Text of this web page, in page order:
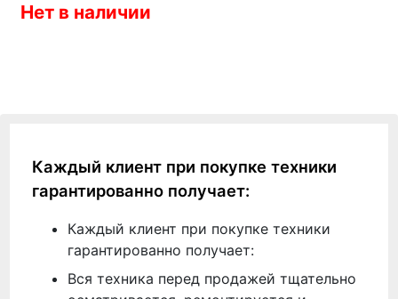
Нет в наличии
Каждый клиент при покупке техники
гарантированно получает:
Каждый клиент при покупке техники
гарантированно получает:
Вся техника перед продажей тщательно